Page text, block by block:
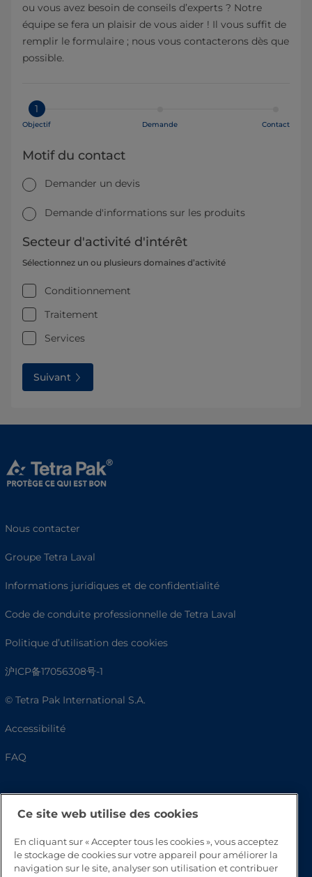
ou vous avez besoin de conseils d’experts ? Notre
équipe se fera un plaisir de vous aider ! Il vous suffit de
remplir le formulaire ; nous vous contacterons dès que
possible.
1
Objectif Demande Contact
Motif du contact
Demander un devis
Demande d'informations sur les produits
Secteur d'activité d'intérêt
Sélectionnez un ou plusieurs domaines d’activité
Conditionnement
Traitement
Services
Suivant
Nous contacter
Groupe Tetra Laval
Informations juridiques et de confidentialité
Code de conduite professionnelle de Tetra Laval
Politique d’utilisation des cookies
沪ICP备17056308号-1
© Tetra Pak International S.A.
Accessibilité
FAQ
Ce site web utilise des cookies
En cliquant sur « Accepter tous les cookies », vous acceptez
le stockage de cookies sur votre appareil pour améliorer la
navigation sur le site, analyser son utilisation et contribuer